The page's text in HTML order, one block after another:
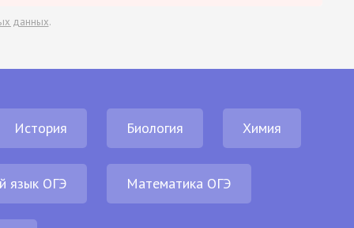
данных.
История Биология Химия
язык ОГЭ Математика ОГЭ